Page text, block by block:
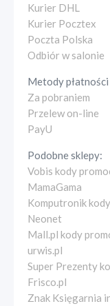
Kurier DHL
Kurier Pocztex
Poczta Polska
Odbiór w salonie
Metody
Za pobraniem
Przelew on-line
PayU
Podobne sklepy:
Vobis kody
MamaGama
Komputronik
Neonet
Mall.pl kody
urwis.pl
Super Prezenty
Frisco.pl
Znak Księgarnia